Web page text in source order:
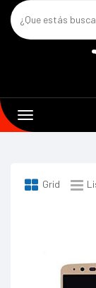
Toggle
navigation
Grid